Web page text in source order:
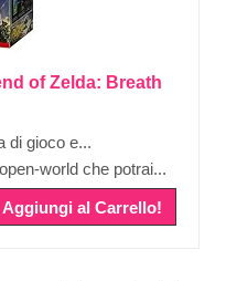
of Zelda: Breath
di gioco e...
world che potrai...
Aggiungi al Carrello!